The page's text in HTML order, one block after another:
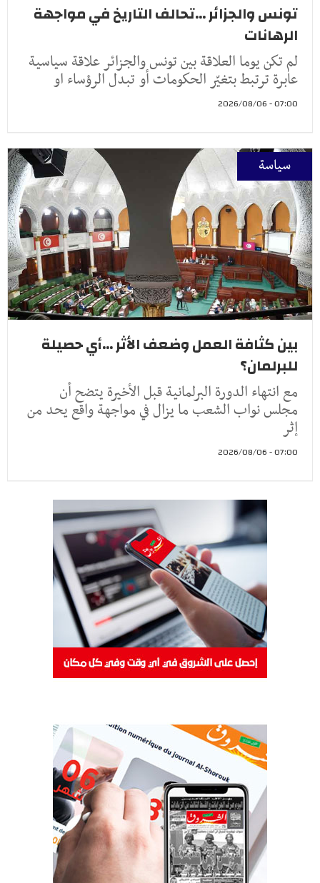
تونس والجزائر ...تحالف التاريخ في مواجهة
الرهانات
لم تكن يوما العلاقة بين تونس والجزائر علاقة سياسية
عابرة ترتبط بتغيّر الحكومات أو تبدل الرؤساء او
07:00 - 2026/08/06
سياسة
بين كثافة العمل وضعف الأثر ...أي حصيلة
للبرلمان؟
مع انتهاء الدورة البرلمانية قبل الأخيرة يتضح أن
مجلس نواب الشعب ما يزال في مواجهة واقع يحد من
إثر
07:00 - 2026/08/06